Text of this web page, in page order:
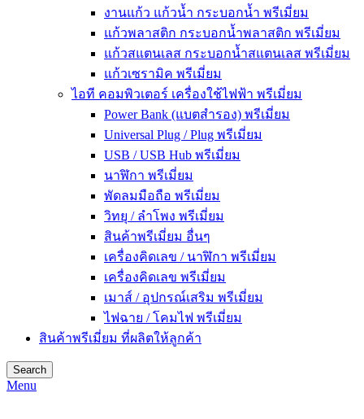
งานแก้ว แก้วน้ำ กระบอกน้ำ พรีเมี่ยม
แก้วพลาสติก กระบอกน้ำพลาสติก พรีเมี่ยม
แก้วสแตนเลส กระบอกน้ำสแตนเลส พรีเมี่ยม
แก้วเซรามิค พรีเมี่ยม
ไอที คอมพิวเตอร์ เครื่องใช้ไฟฟ้า พรีเมี่ยม
Power Bank (แบตสำรอง) พรีเมี่ยม
Universal Plug / Plug พรีเมี่ยม
USB / USB Hub พรีเมี่ยม
นาฬิกา พรีเมี่ยม
พัดลมมือถือ พรีเมี่ยม
วิทยุ / ลำโพง พรีเมี่ยม
สินค้าพรีเมี่ยม อื่นๆ
เครื่องคิดเลข / นาฬิกา พรีเมี่ยม
เครื่องคิดเลข พรีเมี่ยม
เมาส์ / อุปกรณ์เสริม พรีเมี่ยม
ไฟฉาย / โคมไฟ พรีเมี่ยม
สินค้าพรีเมี่ยม ที่ผลิตให้ลูกค้า
Search
Menu